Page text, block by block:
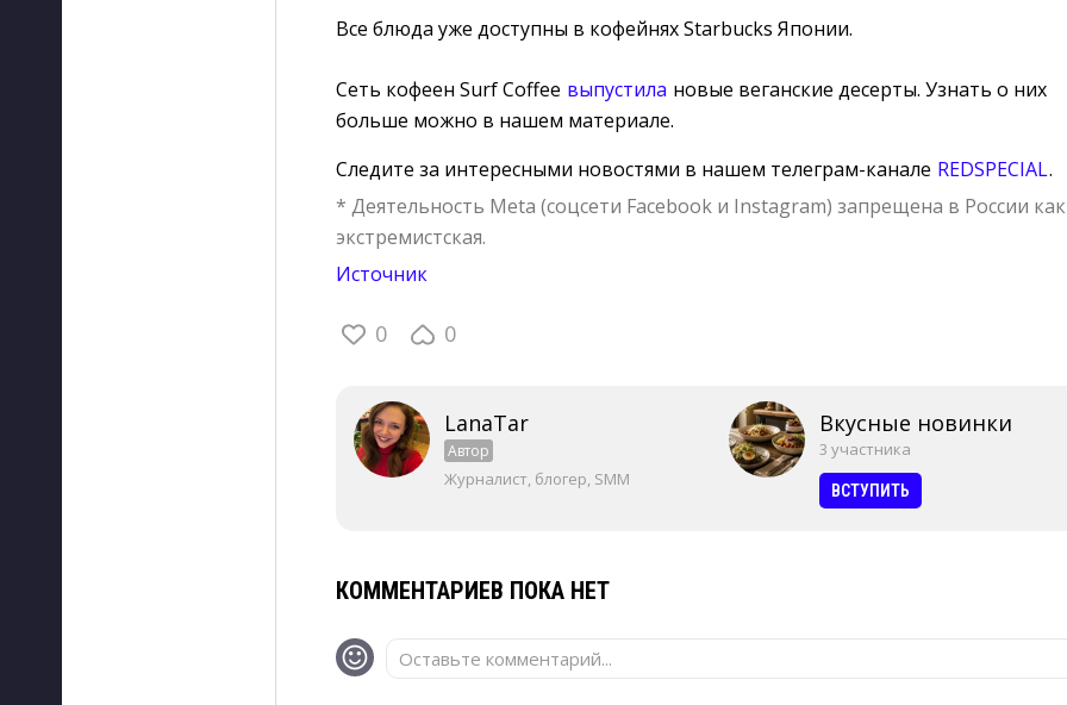
Все блюда уже доступны в кофейнях Starbucks Японии.
Сеть кофеен Surf Coffee выпустила новые веганские десерты. Узнать о них
больше можно в нашем материале.
Следите за интересными новостями в нашем телеграм-канале REDSPECIAL.
* Деятельность Meta (соцсети Facebook и Instagram) запрещена в России как
экстремистская.
Источник
0 0
LanaTar
Автор
Журналист, блогер, SMM
Вкусные новинки
3 участника
ВСТУПИТЬ
КОММЕНТАРИЕВ ПОКА НЕТ
Оставьте комментарий...